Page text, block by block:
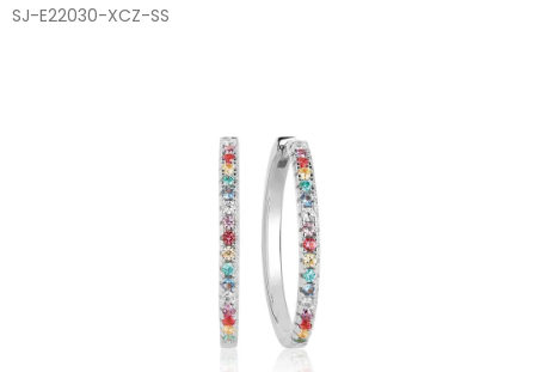
SJ-E22030-XCZ-SS